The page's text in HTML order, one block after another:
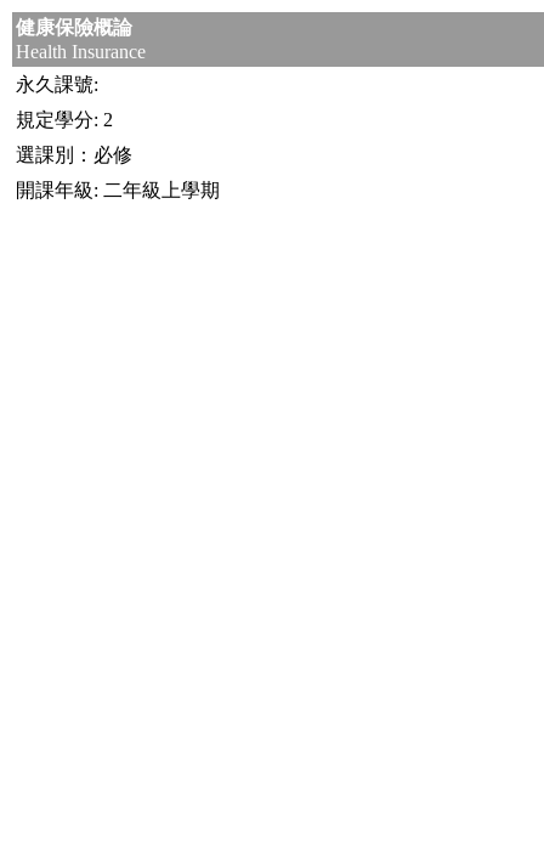
健康保險概論
Health Insurance
永久課號:
規定學分: 2
選課別：必修
開課年級: 二年級上學期